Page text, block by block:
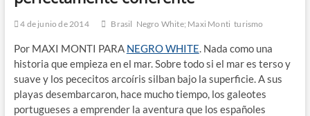
4 de junio de 2014 Brasil Negro White; Maxi Monti turismo
Por MAXI MONTI PARA NEGRO WHITE. Nada como una
historia que empieza en el mar. Sobre todo si el mar es terso y
suave y los pececitos arcoíris silban bajo la superficie. A sus
playas desembarcaron, hace mucho tiempo, los galeotes
portugueses a emprender la aventura que los españoles